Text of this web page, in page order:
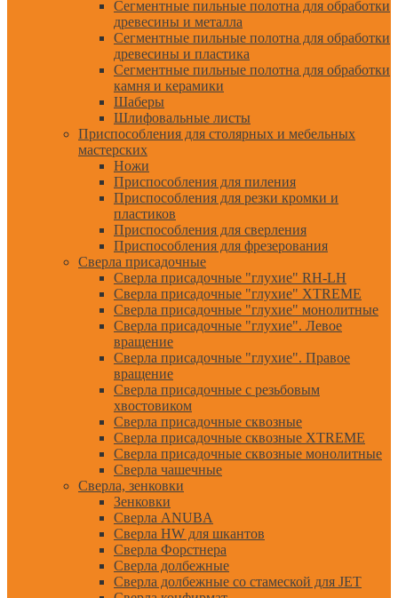
Сегментные пильные полотна для обработки
древесины и металла
Сегментные пильные полотна для обработки
древесины и пластика
Сегментные пильные полотна для обработки
камня и керамики
Шаберы
Шлифовальные листы
Приспособления для столярных и мебельных
мастерских
Ножи
Приспособления для пиления
Приспособления для резки кромки и
пластиков
Приспособления для сверления
Приспособления для фрезерования
Сверла присадочные
Сверла присадочные "глухие" RH-LH
Сверла присадочные "глухие" XTREME
Сверла присадочные "глухие" монолитные
Сверла присадочные "глухие". Левое
вращение
Сверла присадочные "глухие". Правое
вращение
Сверла присадочные с резьбовым
хвостовиком
Сверла присадочные сквозные
Сверла присадочные сквозные XTREME
Сверла присадочные сквозные монолитные
Сверла чашечные
Сверла, зенковки
Зенковки
Сверла ANUBA
Сверла HW для шкантов
Сверла Форстнера
Сверла долбежные
Сверла долбежные со стамеской для JET